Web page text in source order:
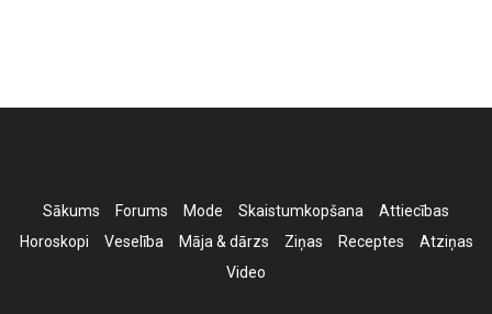
Sākums Forums Mode Skaistumkopšana
Attiecības
Horoskopi
Veselība Māja & dārzs Ziņas Receptes
Atziņas
Video